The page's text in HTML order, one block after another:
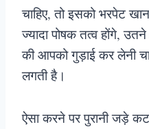
चाहिए, तो इसको भरपेट
ज्यादा पोषक तत्व होंगे,
की आपको गुड़ाई कर लेनी
लगती है।
ऐसा करने पर पुरानी जड़े